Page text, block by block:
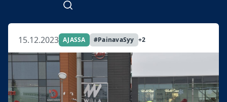
Avaa haku
15.12.2023 AJASSA #PainavaSyy +2